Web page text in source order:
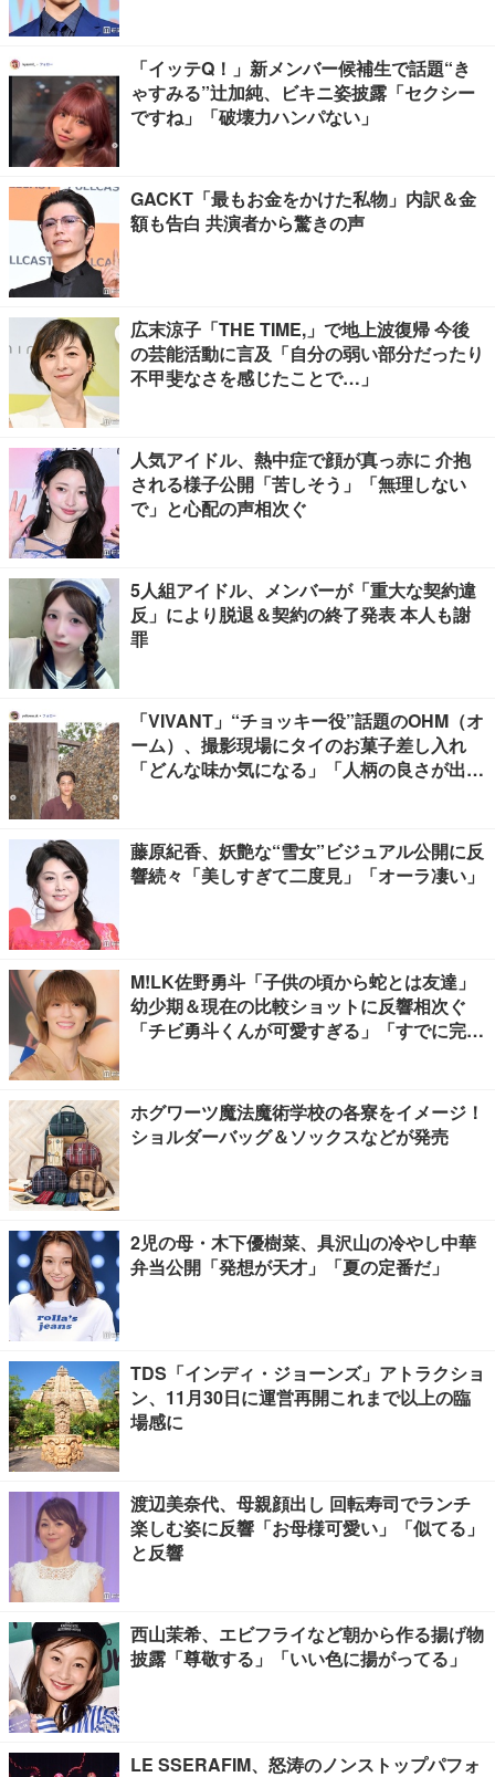
「イッテQ！」新メンバー候補生で話題“き
ゃすみる”辻加純、ビキニ姿披露「セクシー
ですね」「破壊力ハンパない」
GACKT「最もお金をかけた私物」内訳＆金
額も告白 共演者から驚きの声
広末涼子「THE TIME,」で地上波復帰 今後
の芸能活動に言及「自分の弱い部分だったり
不甲斐なさを感じたことで…」
人気アイドル、熱中症で顔が真っ赤に 介抱
される様子公開「苦しそう」「無理しない
で」と心配の声相次ぐ
5人組アイドル、メンバーが「重大な契約違
反」により脱退＆契約の終了発表 本人も謝
罪
「VIVANT」“チョッキー役”話題のOHM（オ
ーム）、撮影現場にタイのお菓子差し入れ
「どんな味か気になる」「人柄の良さが出て
藤原紀香、妖艶な“雪女”ビジュアル公開に反
響続々「美しすぎて二度見」「オーラ凄い」
M!LK佐野勇斗「子供の頃から蛇とは友達」
幼少期＆現在の比較ショットに反響相次ぐ
「チビ勇斗くんが可愛すぎる」「すでに完成
ホグワーツ魔法魔術学校の各寮をイメージ！
ショルダーバッグ＆ソックスなどが発売
2児の母・木下優樹菜、具沢山の冷やし中華
弁当公開「発想が天才」「夏の定番だ」
TDS「インディ・ジョーンズ」アトラクショ
ン、11月30日に運営再開これまで以上の臨
場感に
渡辺美奈代、母親顔出し 回転寿司でランチ
楽しむ姿に反響「お母様可愛い」「似てる」
と反響
西山茉希、エビフライなど朝から作る揚げ物
披露「尊敬する」「いい色に揚がってる」
LE SSERAFIM、怒涛のノンストップパフォ